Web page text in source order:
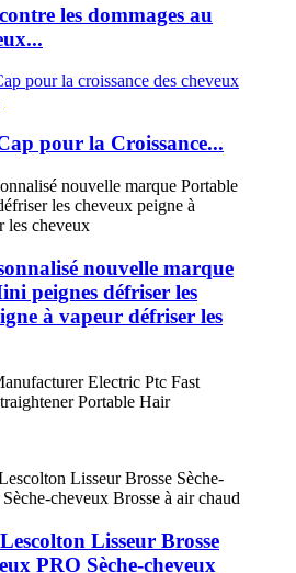
les dommages au
pour la Croissance...
nouvelle marque
peignes défriser les
à vapeur défriser les
Electric Ptc Fast
Portable Hair
Lisseur Brosse
PRO Sèche-cheveux